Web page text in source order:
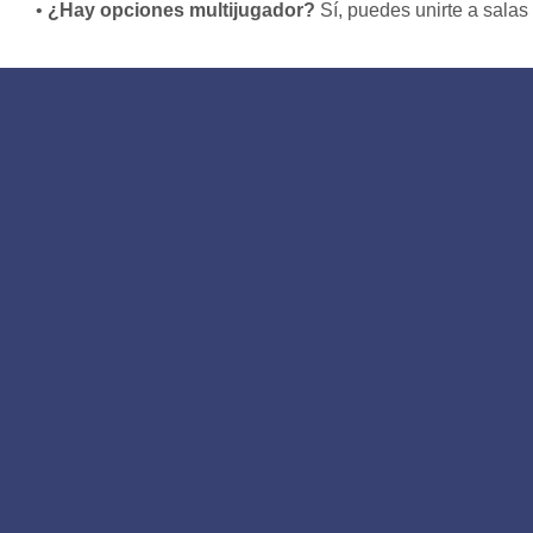
¿Hay opciones multijugador? Sí, puedes unirte a